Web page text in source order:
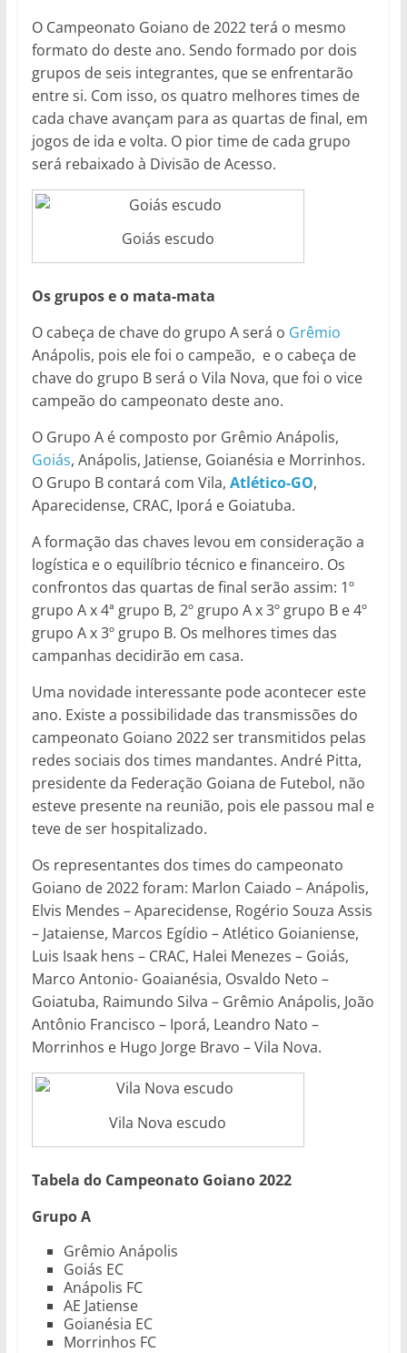
O Campeonato Goiano de 2022 terá o mesmo
formato do deste ano. Sendo formado por dois
grupos de seis integrantes, que se enfrentarão
entre si. Com isso, os quatro melhores times de
cada chave avançam para as quartas de final, em
jogos de ida e volta. O pior time de cada grupo
será rebaixado à Divisão de Acesso.
Goiás escudo
Os grupos e o mata-mata
O cabeça de chave do grupo A será o Grêmio
Anápolis, pois ele foi o campeão, e o cabeça de
chave do grupo B será o Vila Nova, que foi o vice
campeão do campeonato deste ano.
O Grupo A é composto por Grêmio Anápolis,
Goiás, Anápolis, Jatiense, Goianésia e Morrinhos.
O Grupo B contará com Vila, Atlético-GO,
Aparecidense, CRAC, Iporá e Goiatuba.
A formação das chaves levou em consideração a
logística e o equilíbrio técnico e financeiro. Os
confrontos das quartas de final serão assim: 1º
grupo A x 4ª grupo B, 2º grupo A x 3º grupo B e 4º
grupo A x 3º grupo B. Os melhores times das
campanhas decidirão em casa.
Uma novidade interessante pode acontecer este
ano. Existe a possibilidade das transmissões do
campeonato Goiano 2022 ser transmitidos pelas
redes sociais dos times mandantes. André Pitta,
presidente da Federação Goiana de Futebol, não
esteve presente na reunião, pois ele passou mal e
teve de ser hospitalizado.
Os representantes dos times do campeonato
Goiano de 2022 foram: Marlon Caiado – Anápolis,
Elvis Mendes – Aparecidense, Rogério Souza Assis
– Jataiense, Marcos Egídio – Atlético Goianiense,
Luis Isaak hens – CRAC, Halei Menezes – Goiás,
Marco Antonio- Goaianésia, Osvaldo Neto –
Goiatuba, Raimundo Silva – Grêmio Anápolis, João
Antônio Francisco – Iporá, Leandro Nato –
Morrinhos e Hugo Jorge Bravo – Vila Nova.
Vila Nova escudo
Tabela do Campeonato Goiano 2022
Grupo A
Grêmio Anápolis
Goiás EC
Anápolis FC
AE Jatiense
Goianésia EC
Morrinhos FC